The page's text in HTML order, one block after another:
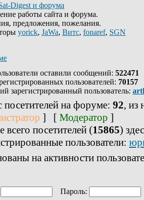
Digest и форума
работы сайта и форума.
предложения, пожелания.
yorick, JaWa, Витс, fonaref, SGN
оставили сообщений: 522471
пользователей: 70157
зарегистрированный пользователь:
посетителей на форуме: 92, из
] [ Модератор ]
всего посетителей (15865)
пользователи:
на активности
Пароль: